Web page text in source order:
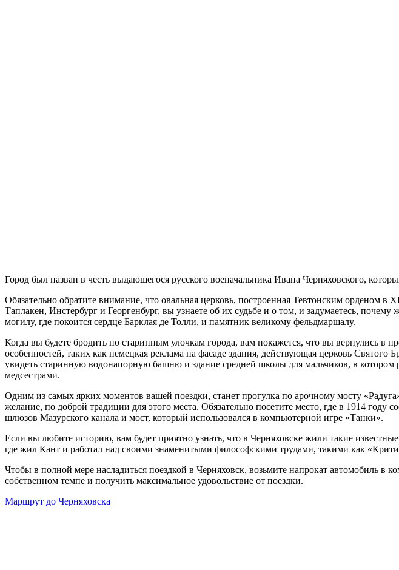
Город был назван в честь выдающегося русского военачальника Ивана Черняховского,
Обязательно обратите внимание, что овальная церковь, построенная Тевтонским орденом в
Таплакен, Инстербург и Георгенбург, вы узнаете об их судьбе и о том, и задумаетесь,
могилу, где покоится сердце Барклая де Толли, и памятник великому фельдмаршалу.
Когда вы будете бродить по старинным улочкам города, вам покажется, что вы вернулись
особенностей, таких как немецкая реклама на фасаде здания, действующая церковь
увидеть старинную водонапорную башню и здание средней школы для мальчиков, в
медсестрами.
Одним из самых ярких моментов вашей поездки, станет прогулка по арочному мосту
желание, по доброй традиции для этого места. Обязательно посетите место, где в 1914
шлюзов Мазурского канала и мост, который использовался в компьютерной игре «Танки».
Если вы любите историю, вам будет приятно узнать, что в Черняховске жили такие
где жил Кант и работал над своими знаменитыми философскими трудами, такими как
Чтобы в полной мере насладиться поездкой в Черняховск, возьмите напрокат автомобиль в
собственном темпе и получить максимальное удовольствие от поездки.
Маршрут до Черняховска